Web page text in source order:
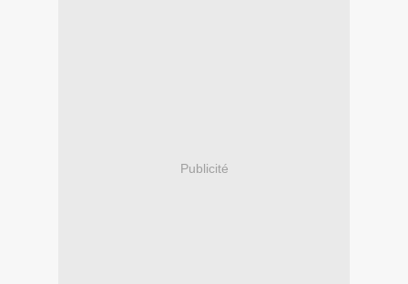
Publicité